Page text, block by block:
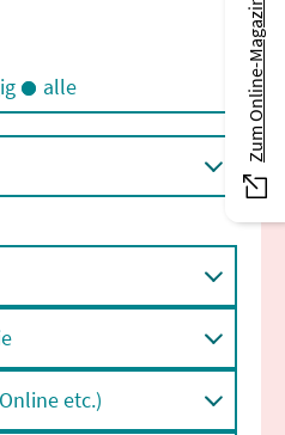
Veranstaltungen
alle
etc.)
Zum Online-Magazin